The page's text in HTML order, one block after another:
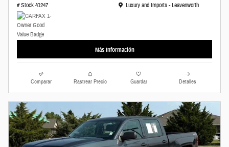
# Stock 41247 Ubicación: Luxury and Imports - Leavenworth
Luxury and Imports - Leavenworth
Más Información
Comparar Rastrear Precio Guardar Detalles